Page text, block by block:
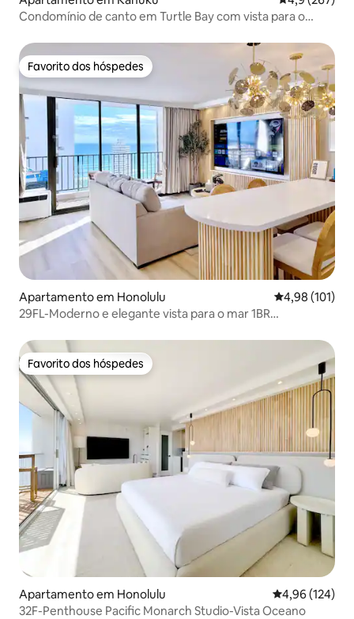
Condomínio de canto em Turtle Bay com vista para o
Favorito dos hóspedes
Favorito dos hóspedes
Apartamento em Honolulu Classificação
4,98 (101)
29FL-Moderno e elegante vista para o mar 1BR
Favorito dos hóspedes
Favorito dos hóspedes
Apartamento em Honolulu Classificação
4,96 (124)
32F-Penthouse Pacific Monarch Studio-Vista Oceano